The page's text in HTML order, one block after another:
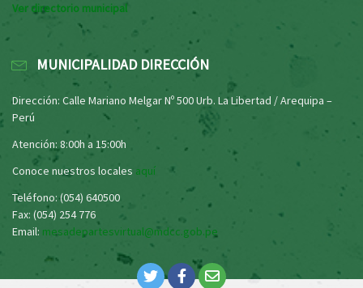
Ver directorio municipal
MUNICIPALIDAD DIRECCIÓN
Dirección: Calle Mariano Melgar Nº 500 Urb. La Libertad / Arequipa –
Perú
Atención: 8:00h a 15:00h
Conoce nuestros locales aquí
Teléfono: (054) 640500
Fax: (054) 254 776
Email: mesadepartesvirtual@mdcc.gob.pe